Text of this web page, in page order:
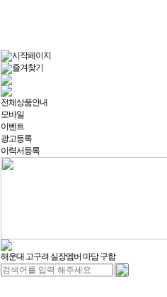
시작페이지
즐겨찾기
전체상품안내
모바일
이벤트
광고등록
이력서등록
해운대 고구려 실장멤버 마담 구함